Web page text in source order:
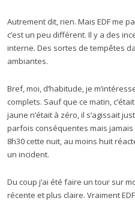
Autrement dit, rien. Mais EDF me
c’est un peu différent. Il y a des
interne. Des sortes de tempêtes
ambiantes.
Bref, moi, d’habitude, je
complets. Sauf que ce matin,
jaune n’était à zéro, il s’agissait
parfois conséquentes mais jamais
8h30 cette nuit, au moins huit
un incident.
Du coup j’ai été faire un tour sur
récente et plus claire. Vraiment